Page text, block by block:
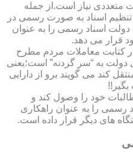
متعددی نیاز است.از جمله
تنظیم اسناد به صورت رسمی در
اسناد رسمی را به عنوان
قرار می دهد.
کتابت معاملات مردم مطرح
به “سر گردنه” است؛یعنی
کند می گویند برو از دارایی
خود را وصول کند و
رسمی را به عنوان راهکاری
های دیگر قرار داده است.